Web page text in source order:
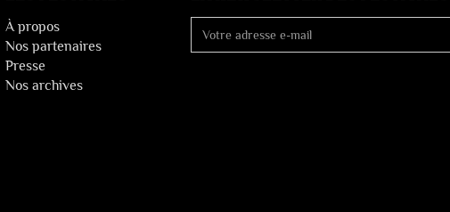
À propos
Nos partenaires
Presse
Nos archives